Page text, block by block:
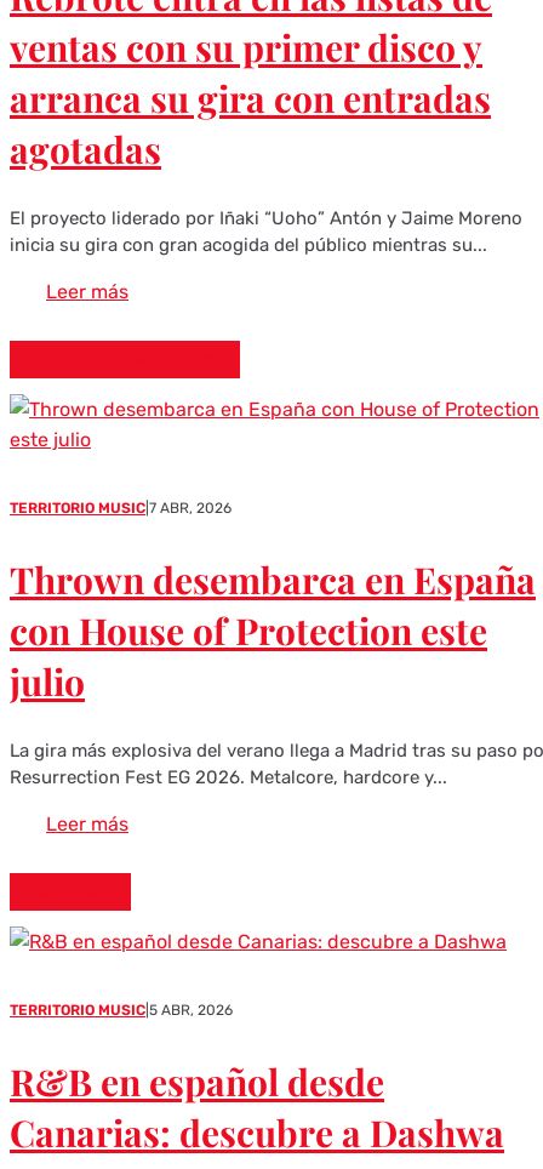
ventas con su primer disco y
arranca su gira con entradas
agotadas
El proyecto liderado por Iñaki “Uoho” Antón y Jaime Moreno
inicia su gira con gran acogida del público mientras su...
Leer más
TERRITORIO MUSIC 7 ABR, 2026
Thrown desembarca en España
con House of Protection este
julio
La gira más explosiva del verano llega a Madrid tras su paso
Resurrection Fest EG 2026. Metalcore, hardcore y...
Leer más
TERRITORIO MUSIC 5 ABR, 2026
R&B en español desde
Canarias: descubre a Dashwa